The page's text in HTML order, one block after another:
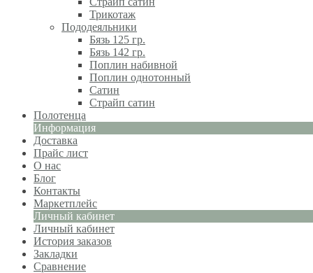
Трикотаж
Пододеяльники
Бязь 125 гр.
Бязь 142 гр.
Поплин набивной
Поплин однотонный
Сатин
Страйп сатин
Полотенца
Информация
Доставка
Прайс лист
О нас
Блог
Контакты
Маркетплейс
Личный кабинет
Личный кабинет
История заказов
Закладки
Сравнение